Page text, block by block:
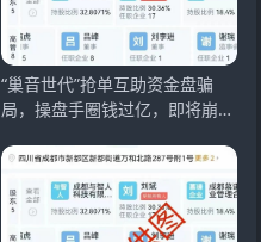
“巢音世代”抢单互助资金盘骗
局，操盘手圈钱过亿，即将崩盘